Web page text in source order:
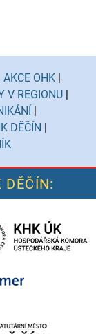
AKCE OHK |
V REGIONU |
|
DĚČÍN |
DĚČÍN: